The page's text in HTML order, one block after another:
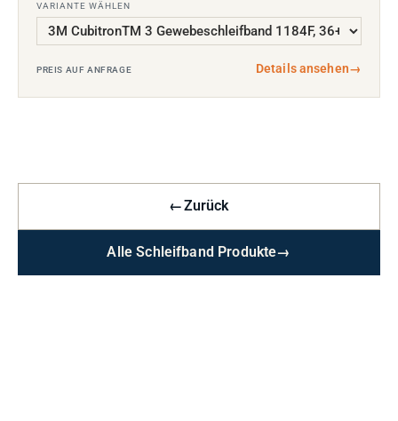
VARIANTE WÄHLEN
PREIS AUF ANFRAGE Details ansehen→
←Zurück
Alle Schleifband Produkte→